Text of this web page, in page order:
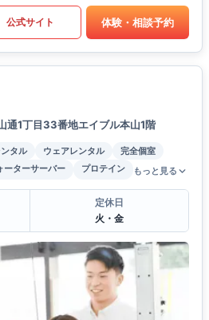
公式サイト 体験・相談予約
通1丁目33番地エイブル本山1階
タル ウェアレンタル
完全個室
ーターサーバー プロテイン もっと見る
定休日
火・金